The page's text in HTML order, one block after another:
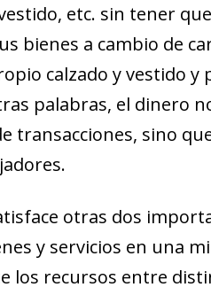
etc. sin tener
bienes a cambio de
calzado y vestido y
palabras, el dinero
transacciones, sino
otras dos
y servicios en una
los recursos entre